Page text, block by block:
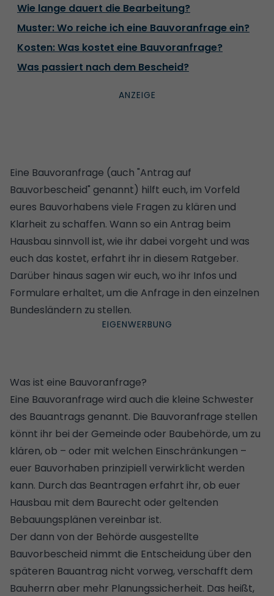
Wie lange dauert die Bearbeitung?
Muster: Wo reiche ich eine Bauvoranfrage ein?
Kosten: Was kostet eine Bauvoranfrage?
Was passiert nach dem Bescheid?
Eine Bauvoranfrage (auch "Antrag auf
Bauvorbescheid" genannt) hilft euch, im Vorfeld
eures Bauvorhabens viele Fragen zu klären und
Klarheit zu schaffen. Wann so ein Antrag beim
Hausbau sinnvoll ist, wie ihr dabei vorgeht und was
euch das kostet, erfahrt ihr in diesem Ratgeber.
Darüber hinaus sagen wir euch, wo ihr Infos und
Formulare erhaltet, um die Anfrage in den einzelnen
Bundesländern zu stellen.
Was ist eine Bauvoranfrage?
Eine Bauvoranfrage wird auch die kleine Schwester
des Bauantrags genannt. Die Bauvoranfrage stellen
könnt ihr bei der Gemeinde oder Baubehörde, um zu
klären, ob – oder mit welchen Einschränkungen –
euer Bauvorhaben prinzipiell verwirklicht werden
kann. Durch das Beantragen erfahrt ihr, ob euer
Hausbau mit dem Baurecht oder geltenden
Bebauungsplänen vereinbar ist.
Der dann von der Behörde ausgestellte
Bauvorbescheid nimmt die Entscheidung über den
späteren Bauantrag nicht vorweg, verschafft dem
Bauherrn aber mehr Planungssicherheit. Das heißt,